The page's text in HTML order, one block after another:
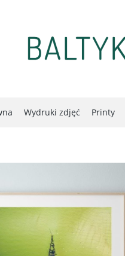
Wydruki zdjęć Printy